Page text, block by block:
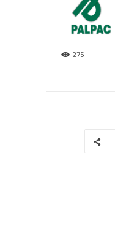
275